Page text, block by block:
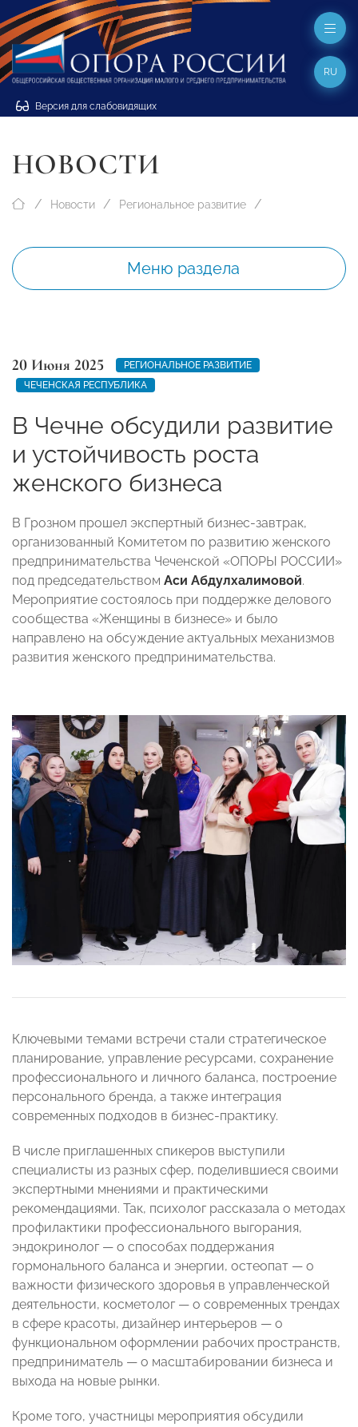
Версия для слабовидящих
RU
НОВОСТИ
Новости Региональное развитие
Меню раздела
20 Июня 2025
РЕГИОНАЛЬНОЕ РАЗВИТИЕ
ЧЕЧЕНСКАЯ РЕСПУБЛИКА
В Чечне обсудили развитие
и устойчивость роста
женского бизнеса
В Грозном прошел экспертный бизнес-завтрак,
организованный Комитетом по развитию женского
предпринимательства Чеченской «ОПОРЫ РОССИИ»
под председательством Аси Абдулхалимовой.
Мероприятие состоялось при поддержке делового
сообщества «Женщины в бизнесе» и было
направлено на обсуждение актуальных механизмов
развития женского предпринимательства.
Ключевыми темами встречи стали стратегическое
планирование, управление ресурсами, сохранение
профессионального и личного баланса, построение
персонального бренда, а также интеграция
современных подходов в бизнес-практику.
В числе приглашенных спикеров выступили
специалисты из разных сфер, поделившиеся своими
экспертными мнениями и практическими
рекомендациями. Так, психолог рассказала о методах
профилактики профессионального выгорания,
эндокринолог — о способах поддержания
гормонального баланса и энергии, остеопат — о
важности физического здоровья в управленческой
деятельности, косметолог — о современных трендах
в сфере красоты, дизайнер интерьеров — о
функциональном оформлении рабочих пространств,
предприниматель — о масштабировании бизнеса и
выхода на новые рынки.
Кроме того, участницы мероприятия обсудили